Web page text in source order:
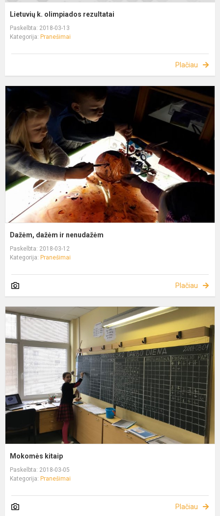
Lietuvių k. olimpiados rezultatai
Paskelbta: 2018-03-13
Kategorija: Pranešimai
Plačiau
Dažėm, dažėm ir nenudažėm
Paskelbta: 2018-03-12
Kategorija: Pranešimai
Plačiau
Mokomės kitaip
Paskelbta: 2018-03-05
Kategorija: Pranešimai
Plačiau